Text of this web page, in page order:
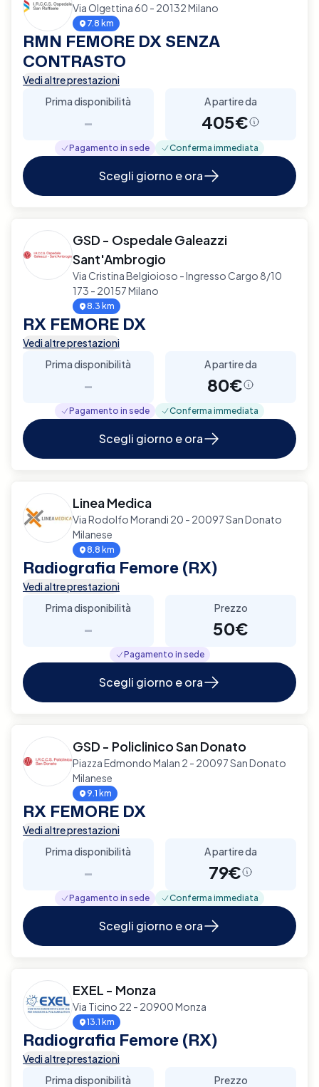
Via Olgettina 60 - 20132 Milano
7.8 km
RMN FEMORE DX SENZA
CONTRASTO
Vedi altre prestazioni
Prima disponibilità
-
A partire da
405€
Pagamento in sede Conferma immediata
Scegli giorno e ora
GSD - Ospedale Galeazzi
Sant'Ambrogio
Via Cristina Belgioioso - Ingresso Cargo 8/10
173 - 20157 Milano
8.3 km
RX FEMORE DX
Vedi altre prestazioni
Prima disponibilità
-
A partire da
80€
Pagamento in sede Conferma immediata
Scegli giorno e ora
Linea Medica
Via Rodolfo Morandi 20 - 20097 San Donato
Milanese
8.8 km
Radiografia Femore (RX)
Vedi altre prestazioni
Prima disponibilità
-
Prezzo
50€
Pagamento in sede
Scegli giorno e ora
GSD - Policlinico San Donato
Piazza Edmondo Malan 2 - 20097 San Donato
Milanese
9.1 km
RX FEMORE DX
Vedi altre prestazioni
Prima disponibilità
-
A partire da
79€
Pagamento in sede Conferma immediata
Scegli giorno e ora
EXEL - Monza
Via Ticino 22 - 20900 Monza
13.1 km
Radiografia Femore (RX)
Vedi altre prestazioni
Prima disponibilità
Prezzo